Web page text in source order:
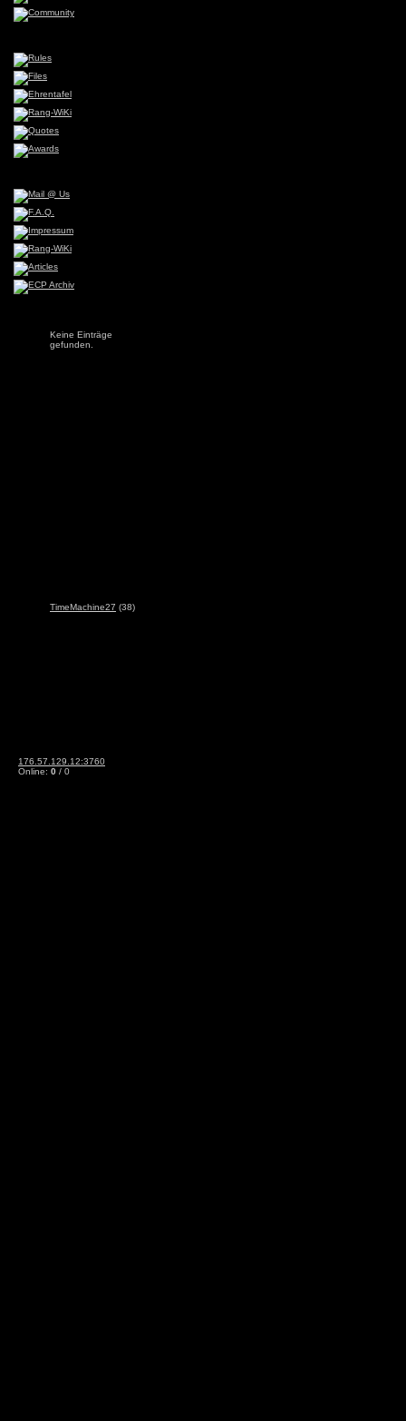
Keine Einträge
gefunden.
TimeMachine27 (38)
176.57.129.12:3760
Online: 0 / 0